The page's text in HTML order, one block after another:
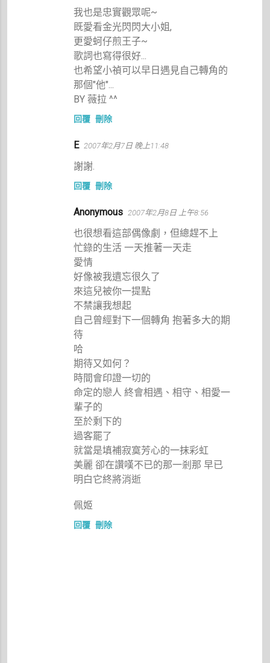
我也是忠實觀眾呢~
既愛看金光閃閃大小姐,
更愛蚵仔煎王子~
歌詞也寫得很好...
也希望小禎可以早日遇見自己轉角的
那個"他"...
BY 薇拉 ^^
回覆 刪除
E 2007年2月7日 晚上11:48
謝謝.
回覆 刪除
Anonymous 2007年2月8日 上午8:56
也很想看這部偶像劇，但總趕不上
忙錄的生活 一天推著一天走
愛情
好像被我遺忘很久了
來這兒被你一提點
不禁讓我想起
自己曾經對下一個轉角 抱著多大的期
待
哈
期待又如何？
時間會印證一切的
命定的戀人 終會相遇、相守、相愛一
輩子的
至於剩下的
過客罷了
就當是填補寂寞芳心的一抹彩虹
美麗 卻在讚嘆不已的那一剎那 早已
明白它終將消逝
佩姬
回覆 刪除